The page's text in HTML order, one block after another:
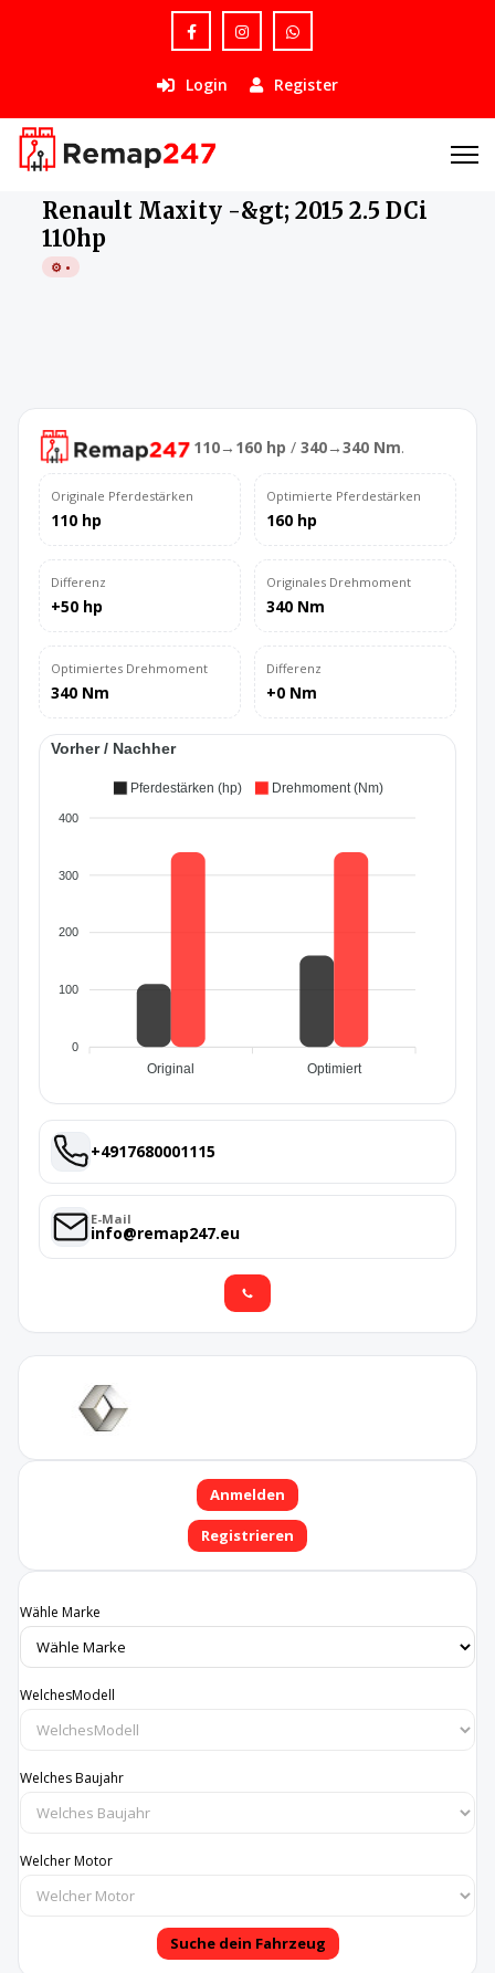
Login Register
Renault Maxity -&gt; 2015 2.5 DCi
110hp
⚙️ •
110→160 hp / 340→340 Nm.
Originale Pferdestärken
110 hp
Optimierte Pferdestärken
160 hp
Differenz
+50 hp
Originales Drehmoment
340 Nm
Optimiertes Drehmoment
340 Nm
Differenz
+0 Nm
Vorher / Nachher
400
300
200
100
0
Original Optimiert
Pferdestärken (hp) Drehmoment (Nm)
+4917680001115
E-Mail
info@remap247.eu
Anmelden
Registrieren
Wähle Marke
WelchesModell
Welches Baujahr
Welcher Motor
Suche dein Fahrzeug